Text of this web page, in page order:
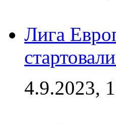
Лига
4.9.2023,